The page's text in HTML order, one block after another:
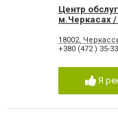
Центр
м.Черкасах
18002,
+380 (472 ) 35-
Я